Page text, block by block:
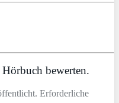
Hörbuch bewerten.
Erforderliche